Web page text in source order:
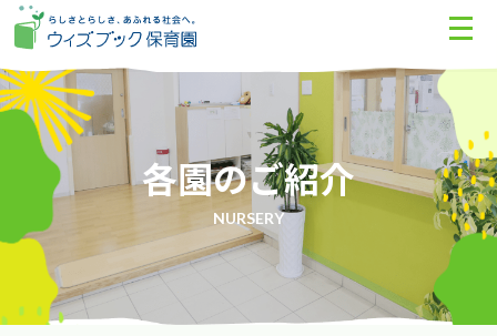
各園のご紹介
NURSERY